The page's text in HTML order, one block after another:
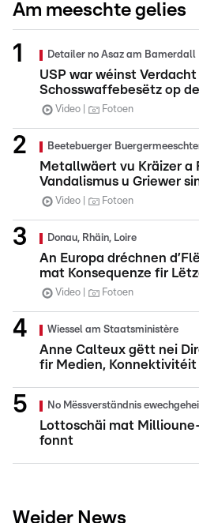
Am meeschte gelies
Detailer no Asaz am Bamerdall
USP war wéinst Verdacht
Schosswaffebesëtz op
Video Fotoen
Beetebuerger
Metallwäert vu Kräizer a
Vandalismus u Griewer
Video Fotoen
Donau, Rhäin, Loire
An Europa dréchnen
mat Konsequenze fir
Video Fotoen
Wiessel am Staatsministère
Anne Calteux gëtt nei
fir Medien,
No Mëssverständnis
Lottoschäi mat
fonnt
Weider News